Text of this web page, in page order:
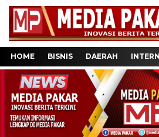
HOME BISNIS DAERAH